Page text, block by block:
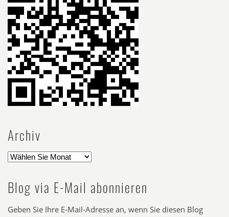
Archiv
Blog via E-Mail abonnieren
Geben Sie Ihre E-Mail-Adresse an, wenn Sie diesen Blog